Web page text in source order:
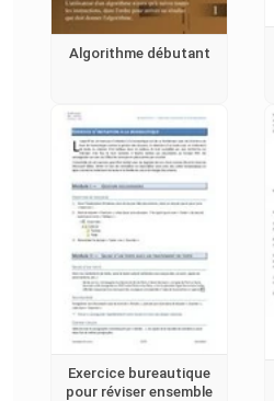
Algorithme débutant
Exercice bureautique
pour réviser ensemble